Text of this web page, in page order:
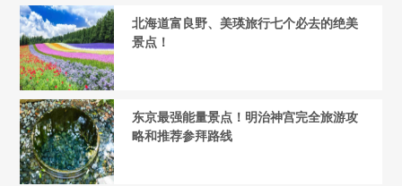
北海道富良野、美瑛旅行七个必去的绝美
景点！
东京最强能量景点！明治神宫完全旅游攻
略和推荐参拜路线